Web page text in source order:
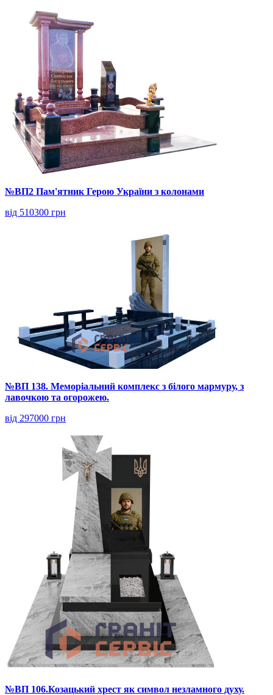
№ВП2 Пам'ятник Герою України з колонами
від 510300 грн
№ВП 138. Меморіальний комплекс з білого мармуру, з
лавочкою та огорожею.
від 297000 грн
№ВП 106.Козацький хрест як символ незламного духу.